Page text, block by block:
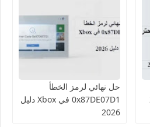
حل نهائي لرمز الخطأ
0x87DE07D1 في Xbox دليل
2026